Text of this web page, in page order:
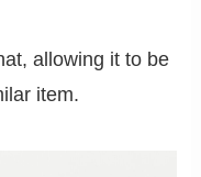
allowing it to be
item.